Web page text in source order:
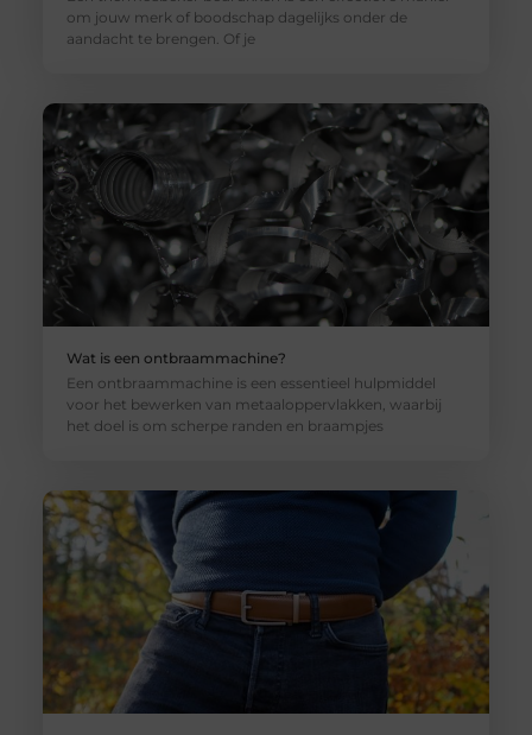
om jouw merk of boodschap dagelijks onder de
aandacht te brengen. Of je
Wat is een ontbraammachine?
Een ontbraammachine is een essentieel hulpmiddel
voor het bewerken van metaaloppervlakken, waarbij
het doel is om scherpe randen en braampjes